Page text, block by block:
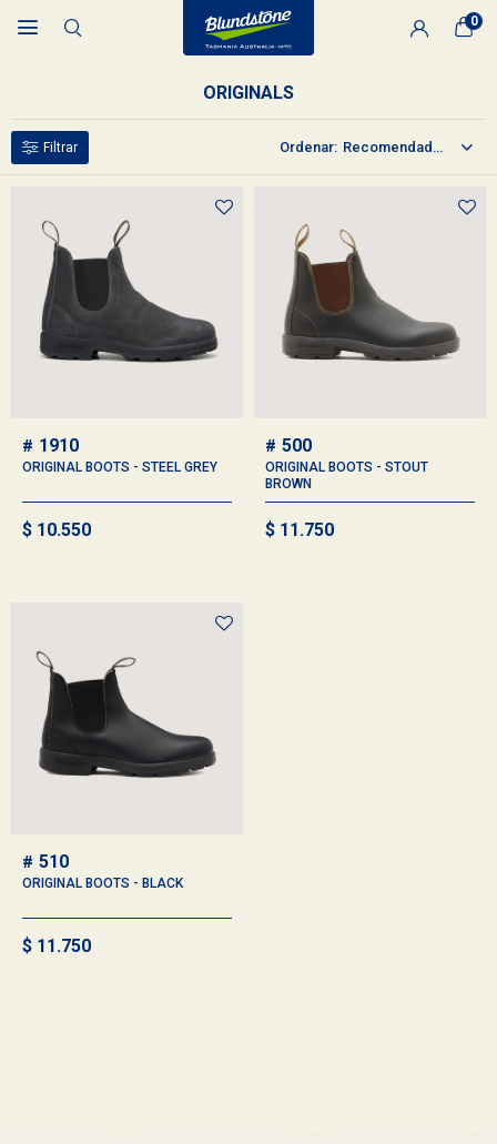
0

ORIGINALS
Recomendados
ORIGINAL BOOTS - STEEL GREY
1910
$ 10.550
ORIGINAL BOOTS - STOUT
BROWN
500
$ 11.750
ORIGINAL BOOTS - BLACK
510
$ 11.750